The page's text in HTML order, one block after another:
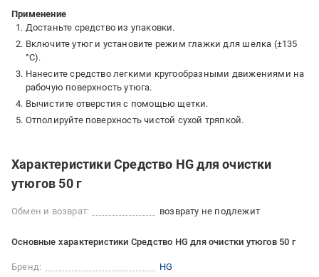
Применение
Достаньте средство из упаковки.
Включите утюг и установите режим глажки для шелка (±135
°С).
Нанесите средство легкими кругообразными движениями на
рабочую поверхность утюга.
Вычистите отверстия с помощью щетки.
Отполируйте поверхность чистой сухой тряпкой.
Характеристики Средство HG для очистки
утюгов 50 г
Обмен и возврат: возврату не подлежит
Основные характеристики Средство HG для очистки утюгов 50 г
Бренд:
HG